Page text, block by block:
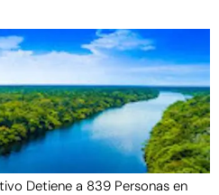
Detiene a 839 Personas en